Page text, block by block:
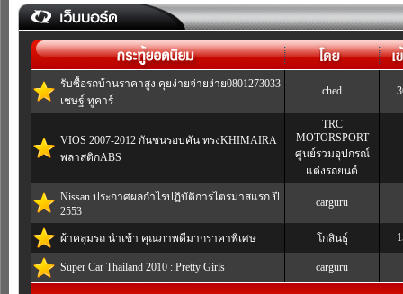
• bB : 0 คัน
• รถบรร
รับซื้อรถบ้านราคาสูง คุยง่ายจ่ายง่าย0801273033
เชษฐ์ ทูคาร์
ched
VIOS 2007-2012 กันชนรอบคัน ทรงKHIMAIRA
พลาสติกABS
TRC
MOTORSPORT
ศูนย์รวมอุปกรณ์
แต่งรถยนต์
Nissan ประกาศผลกำไรปฏิบัติการไตรมาสแรก ปี
2553
carguru
ผ้าคลุมรถ นำเข้า คุณภาพดีมากราคาพิเศษ โกสินธุ์
Super Car Thailand 2010 : Pretty Girls carguru